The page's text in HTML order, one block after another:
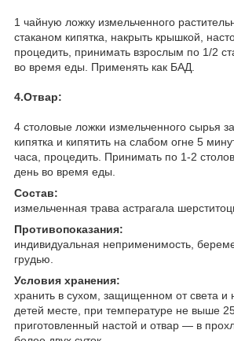
1 чайную ложку измельченного
стаканом кипятка, накрыть крышкой,
процедить, принимать взрослым по 1/2
во время еды. Применять как БАД.
4.Отвар:
4 столовые ложки измельченного сырья
кипятка и кипятить на слабом огне 5
часа, процедить. Принимать по 1-2
день во время еды.
Состав:
измельченная трава астрагала
Противопоказания:
индивидуальная неприменимость,
грудью.
Условия хранения:
хранить в сухом, защищенном от света и
детей месте, при температуре не выше
приготовленный настой и отвар — в